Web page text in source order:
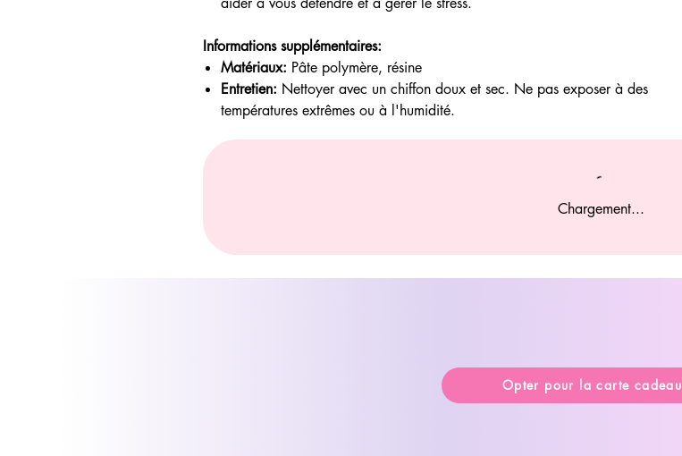
Informations supplémentaires:
Matériaux: Pâte polymère, résine
Entretien: Nettoyer avec un chiffon doux et sec. Ne pas exposer à des
températures extrêmes ou à l'humidité.
Chargement...
Opter pour la carte cadeau